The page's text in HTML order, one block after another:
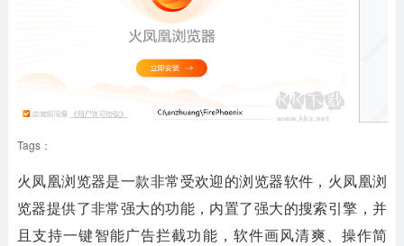
Tags：
火凤凰浏览器是一款非常受欢迎的浏览器软件，火凤凰浏
览器提供了非常强大的功能，内置了强大的搜索引擎，并
且支持一键智能广告拦截功能，软件画风清爽、操作简